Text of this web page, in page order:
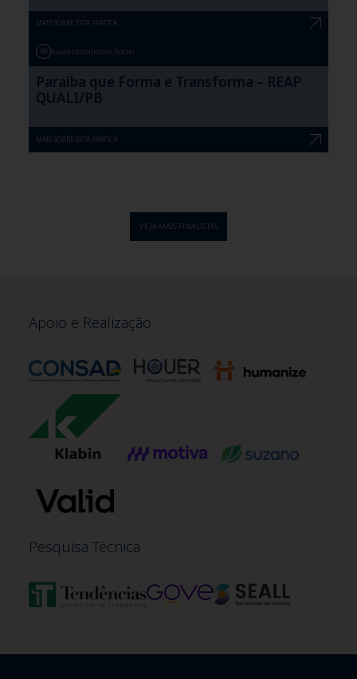
MAIS SOBRE ESTA PRÁTICA
Sustentabilidade Social
Paraíba que Forma e Transforma – REAP
QUALI/PB
MAIS SOBRE ESTA PRÁTICA
VEJA MAIS FINALISTAS
Apoio e Realização
Pesquisa Técnica